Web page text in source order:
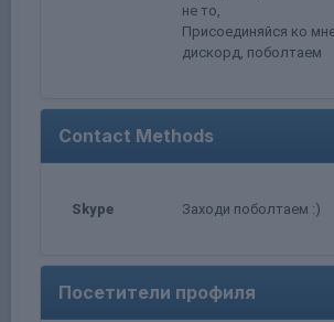
не то,
Присоединяйся ко
дискорд, поболтаем
Contact Methods
Skype Заходи поболтаем :)
Посетители профиля